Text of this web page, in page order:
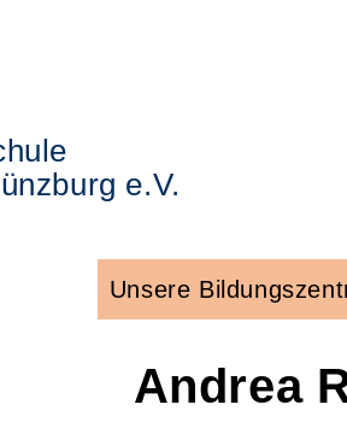
e.V.
Unsere
Andrea